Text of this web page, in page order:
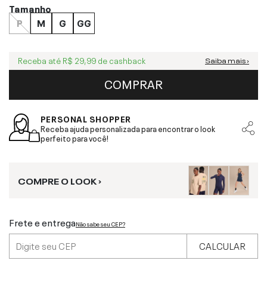
Tamanho
P
M G GG
Receba até R$ 29,99 de cashback Saiba mais ›
COMPRAR
PERSONAL SHOPPER
Receba ajuda personalizada para encontrar o look
perfeito para você!
COMPRE O LOOK ›
Frete e entregaNão sabe seu CEP?
CALCULAR